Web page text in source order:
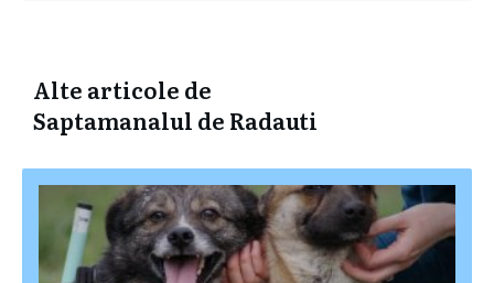
Alte articole de
Saptamanalul de Radauti